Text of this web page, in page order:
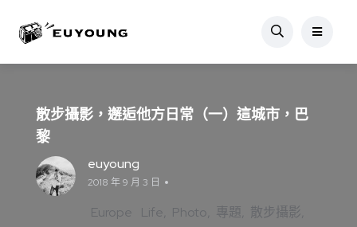
散步攝影，邂逅他方日常（一）這城市，巴
黎
euyoung
2018 年 9 月 3 日
Europe Life Photo 專題 散步攝影